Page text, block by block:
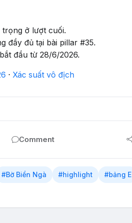
trọng ở lượt cuối.
đầy đủ tại bài pillar #35.
đầu từ 28/6/2026.
· Xác suất vô địch
Comment
#Bờ Biển Ngà #highlight #bảng E